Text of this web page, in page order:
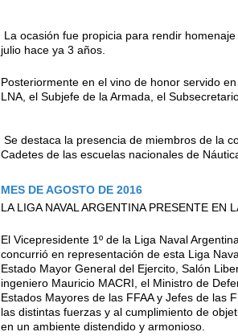
La ocasión fue propicia para rendir
julio hace ya 3 años.
Posteriormente en el vino de honor servido
LNA, el Subjefe de la Armada, el
Se destaca la presencia de miembros de la
Cadetes de las escuelas nacionales de
MES DE AGOSTO DE 2016
LA LIGA NAVAL ARGENTINA PRESENTE EN
El Vicepresidente 1º de la Liga Naval
concurrió en representación de esta Liga
Estado Mayor General del Ejercito, Salón
ingeniero Mauricio MACRI, el Ministro de
Estados Mayores de las FFAA y Jefes de las
las distintas fuerzas y al cumplimiento de
en un ambiente distendido y armonioso.